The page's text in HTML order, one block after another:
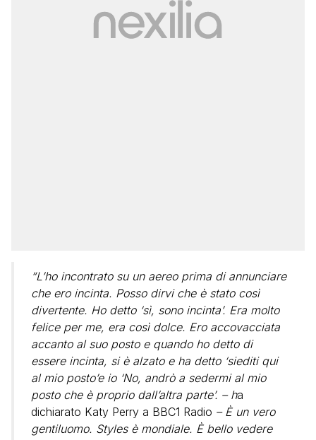
“L’ho incontrato su un aereo prima di annunciare
che ero incinta. Posso dirvi che è stato così
divertente. Ho detto ‘sì, sono incinta’. Era molto
felice per me, era così dolce. Ero accovacciata
accanto al suo posto e quando ho detto di
essere incinta, si è alzato e ha detto ‘siediti qui
al mio posto’e io ‘No, andrò a sedermi al mio
posto che è proprio dall’altra parte’. – ha
dichiarato Katy Perry a BBC1 Radio – È un vero
gentiluomo. Styles è mondiale. È bello vedere